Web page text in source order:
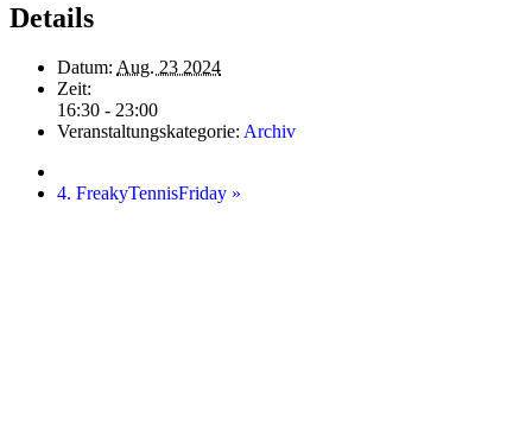
Details
Datum: Aug. 23 2024
Zeit:
16:30 - 23:00
Veranstaltungskategorie: Archiv
4. FreakyTennisFriday »